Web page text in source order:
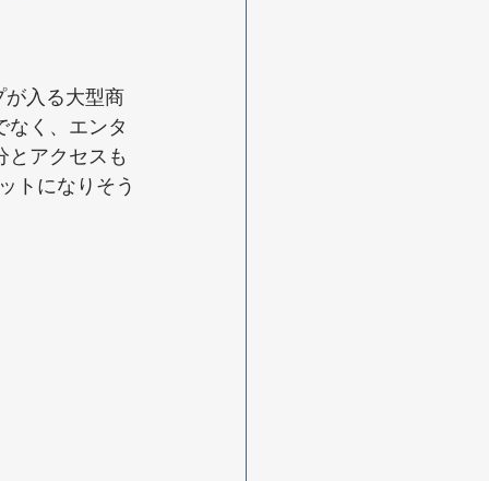
入る大型商
なく、エンタ
とアクセスも
トになりそう